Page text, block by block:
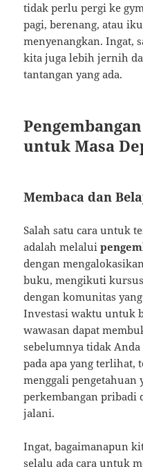
tidak perlu pergi ke
pagi, berenang, atau
menyenangkan. Ingat,
kita juga lebih jernih
tantangan yang ada.
untuk Masa
Membaca dan
Salah satu cara untuk
adalah melalui
dengan
buku, mengikuti
dengan komunitas
Investasi waktu untuk
wawasan dapat
sebelumnya tidak
pada apa yang terlihat,
menggali pengetahuan
perkembangan pribadi
jalani.
Ingat, bagaimanapun
selalu ada cara untuk